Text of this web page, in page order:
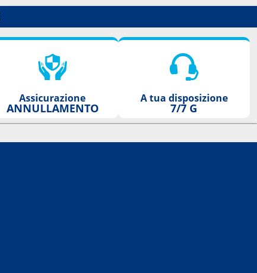
Assicurazione
ANNULLAMENTO
A tua disposizione
7/7 G